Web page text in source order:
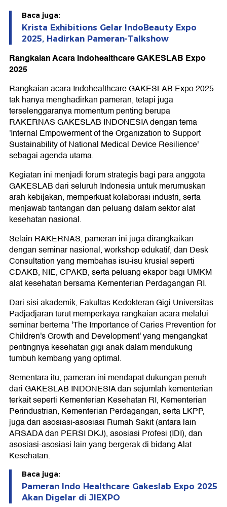
Baca juga:
Krista Exhibitions Gelar IndoBeauty Expo
2025, Hadirkan Pameran-Talkshow
Rangkaian Acara Indohealthcare GAKESLAB Expo
2025
Rangkaian acara Indohealthcare GAKESLAB Expo 2025
tak hanya menghadirkan pameran, tetapi juga
terselenggaranya momentum penting berupa
RAKERNAS GAKESLAB INDONESIA dengan tema
'Internal Empowerment of the Organization to Support
Sustainability of National Medical Device Resilience'
sebagai agenda utama.
Kegiatan ini menjadi forum strategis bagi para anggota
GAKESLAB dari seluruh Indonesia untuk merumuskan
arah kebijakan, memperkuat kolaborasi industri, serta
menjawab tantangan dan peluang dalam sektor alat
kesehatan nasional.
Selain RAKERNAS, pameran ini juga dirangkaikan
dengan seminar nasional, workshop edukatif, dan Desk
Consultation yang membahas isu-isu krusial seperti
CDAKB, NIE, CPAKB, serta peluang ekspor bagi UMKM
alat kesehatan bersama Kementerian Perdagangan RI.
Dari sisi akademik, Fakultas Kedokteran Gigi Universitas
Padjadjaran turut memperkaya rangkaian acara melalui
seminar bertema 'The Importance of Caries Prevention for
Children's Growth and Development' yang mengangkat
pentingnya kesehatan gigi anak dalam mendukung
tumbuh kembang yang optimal.
Sementara itu, pameran ini mendapat dukungan penuh
dari GAKESLAB INDONESIA dan sejumlah kementerian
terkait seperti Kementerian Kesehatan RI, Kementerian
Perindustrian, Kementerian Perdagangan, serta LKPP,
juga dari asosiasi-asosiasi Rumah Sakit (antara lain
ARSADA dan PERSI DKJ), asosiasi Profesi (IDI), dan
asosiasi-asosiasi lain yang bergerak di bidang Alat
Kesehatan.
Baca juga:
Pameran Indo Healthcare Gakeslab Expo 2025
Akan Digelar di JIEXPO